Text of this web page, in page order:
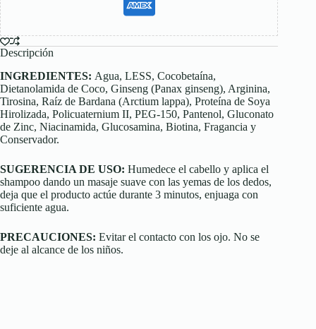
Descripción
INGREDIENTES: Agua, LESS, Cocobetaína,
Dietanolamida de Coco, Ginseng (Panax ginseng), Arginina,
Tirosina, Raíz de Bardana (Arctium lappa), Proteína de Soya
Hirolizada, Policuaternium II, PEG-150, Pantenol, Gluconato
de Zinc, Niacinamida, Glucosamina, Biotina, Fragancia y
Conservador.
SUGERENCIA DE USO: Humedece el cabello y aplica el
shampoo dando un masaje suave con las yemas de los dedos,
deja que el producto actúe durante 3 minutos, enjuaga con
suficiente agua.
PRECAUCIONES: Evitar el contacto con los ojo. No se
deje al alcance de los niños.